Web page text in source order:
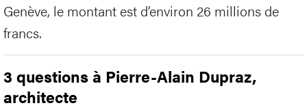
Genève, le montant est d’environ 26 millions de
francs.
3 questions à Pierre-Alain Dupraz,
architecte